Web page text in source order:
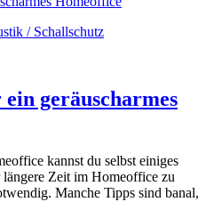
/ Schallschutz
geräuscharmes
kannst du selbst einiges
Zeit im Homeoffice zu
Manche Tipps sind banal,